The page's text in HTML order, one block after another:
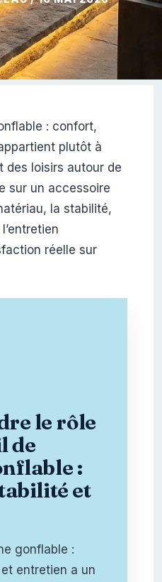
: confort,
plutôt à
des loisirs autour de
sur un accessoire
la stabilité,
réelle sur
le rôle
de
:
et
gonflable :
entretien a un